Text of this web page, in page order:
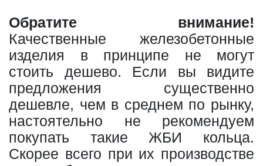
Обратите внимание!
Качественные железобетонные
изделия в принципе не могут
стоить дешево. Если вы видите
предложения существенно
дешевле, чем в среднем по рынку,
настоятельно не рекомендуем
покупать такие ЖБИ кольца.
Скорее всего при их производстве